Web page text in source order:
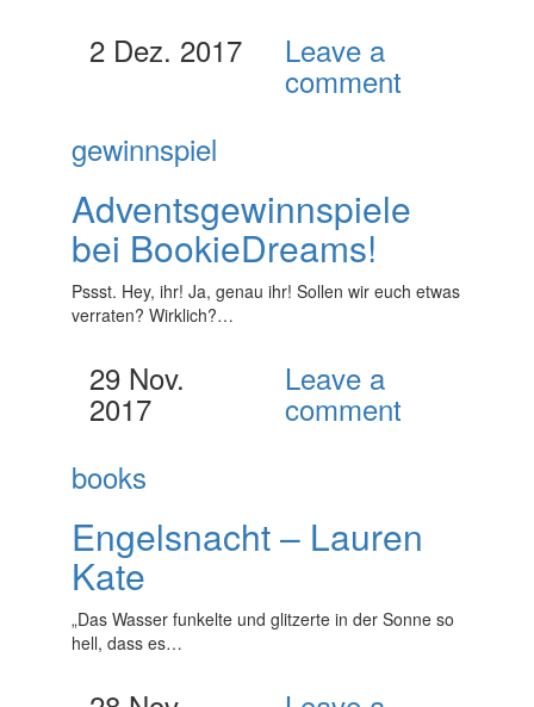
2 Dez. 2017 Leave a
comment
gewinnspiel
Adventsgewinnspiele
bei BookieDreams!
Pssst. Hey, ihr! Ja, genau ihr! Sollen wir euch etwas
verraten? Wirklich?…
29 Nov.
2017
Leave a
comment
books
Engelsnacht – Lauren
Kate
„Das Wasser funkelte und glitzerte in der Sonne so
hell, dass es…